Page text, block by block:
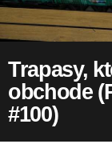
Trapasy,
obchode
#100)